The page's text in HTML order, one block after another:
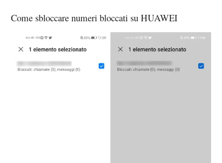
Come sbloccare numeri bloccati su HUAWEI